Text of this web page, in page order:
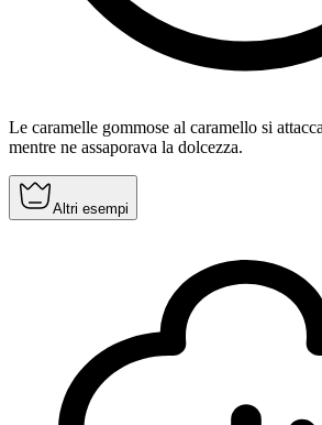
Le caramelle gommose al caramello si
mentre ne assaporava la dolcezza.
Altri esempi